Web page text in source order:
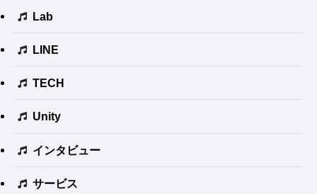
Lab
LINE
TECH
Unity
インタビュー
サービス